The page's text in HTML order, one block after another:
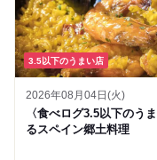
3.5以下のうまい店
2026年08月04日(火)
〈食べログ3.5以下のう
るスペイン郷土料理